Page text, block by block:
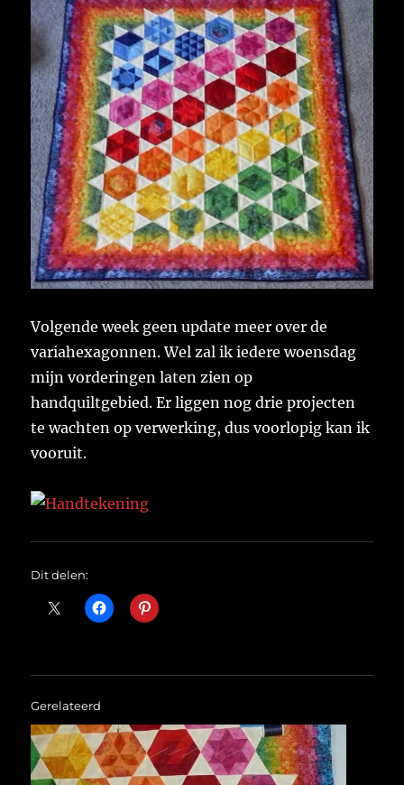
Volgende week geen update meer over de
variahexagonnen. Wel zal ik iedere woensdag
mijn vorderingen laten zien op
handquiltgebied. Er liggen nog drie projecten
te wachten op verwerking, dus voorlopig kan ik
vooruit.
Dit delen:
Gerelateerd